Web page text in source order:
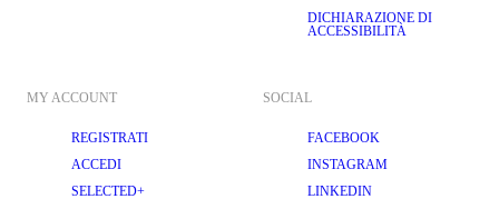
DICHIARAZIONE DI
ACCESSIBILITÀ
MY ACCOUNT
REGISTRATI
ACCEDI
SELECTED+
SOCIAL
FACEBOOK
INSTAGRAM
LINKEDIN